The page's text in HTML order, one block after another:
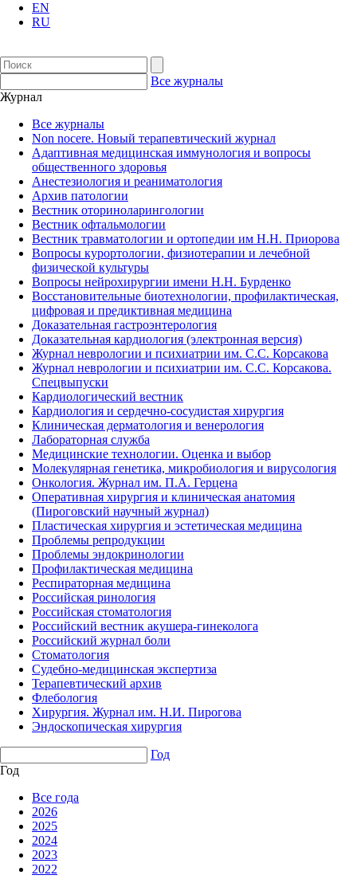
EN
RU
Все журналы
Журнал
Все журналы
Non nocere. Новый терапевтический журнал
Адаптивная медицинская иммунология и вопросы
общественного здоровья
Анестезиология и реаниматология
Архив патологии
Вестник оториноларингологии
Вестник офтальмологии
Вестник травматологии и ортопедии им Н.Н. Приорова
Вопросы курортологии, физиотерапии и лечебной
физической культуры
Вопросы нейрохирургии имени Н.Н. Бурденко
Восстановительные биотехнологии, профилактическая,
цифровая и предиктивная медицина
Доказательная гастроэнтерология
Доказательная кардиология (электронная версия)
Журнал неврологии и психиатрии им. С.С. Корсакова
Журнал неврологии и психиатрии им. С.С. Корсакова.
Спецвыпуски
Кардиологический вестник
Кардиология и сердечно-сосудистая хирургия
Клиническая дерматология и венерология
Лабораторная служба
Медицинские технологии. Оценка и выбор
Молекулярная генетика, микробиология и вирусология
Онкология. Журнал им. П.А. Герцена
Оперативная хирургия и клиническая анатомия
(Пироговский научный журнал)
Пластическая хирургия и эстетическая медицина
Проблемы репродукции
Проблемы эндокринологии
Профилактическая медицина
Респираторная медицина
Российская ринология
Российская стоматология
Российский вестник акушера-гинеколога
Российский журнал боли
Стоматология
Судебно-медицинская экспертиза
Терапевтический архив
Флебология
Хирургия. Журнал им. Н.И. Пирогова
Эндоскопическая хирургия
Год
Год
Все года
2026
2025
2024
2023
2022